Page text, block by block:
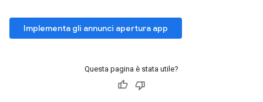
Implementa gli annunci apertura app
Questa pagina è stata utile?